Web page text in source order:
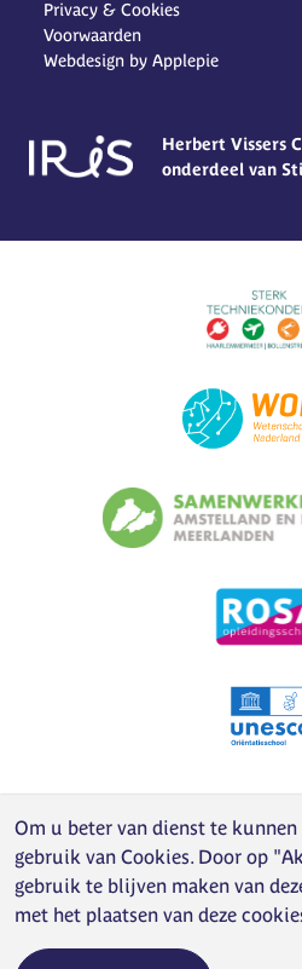
Privacy & Cookies
Voorwaarden
Webdesign by Applepie
Herbert Vissers
onderdeel van
Om u beter van dienst te
gebruik van Cookies . Door op
gebruik te blijven maken van
met het plaatsen van deze